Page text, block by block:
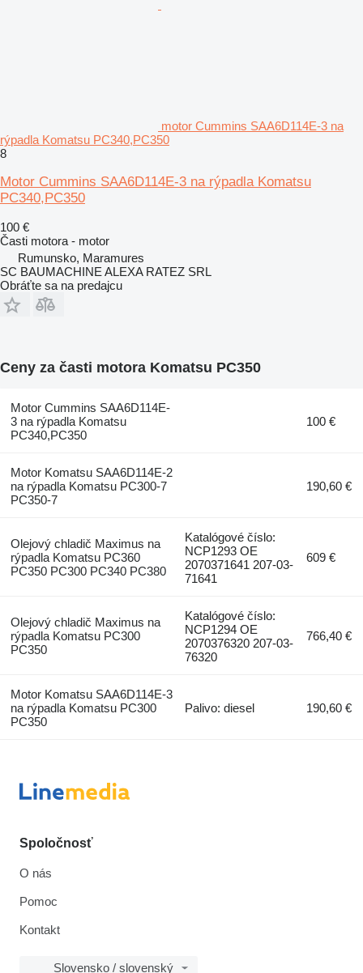
motor Cummins SAA6D114E-3 na
rýpadla Komatsu PC340,PC350
8
Motor Cummins SAA6D114E-3 na rýpadla Komatsu
PC340,PC350
100 €
Časti motora - motor
Rumunsko, Maramures
SC BAUMACHINE ALEXA RATEZ SRL
Obráťte sa na predajcu
Ceny za časti motora Komatsu PC350
Motor Cummins SAA6D114E-
3 na rýpadla Komatsu
PC340,PC350
100 €
Motor Komatsu SAA6D114E-2
na rýpadla Komatsu PC300-7
PC350-7
190,60 €
Olejový chladič Maximus na
rýpadla Komatsu PC360
PC350 PC300 PC340 PC380
Katalógové číslo:
NCP1293 OE
2070371641 207-03-
71641
609 €
Olejový chladič Maximus na
rýpadla Komatsu PC300
PC350
Katalógové číslo:
NCP1294 OE
2070376320 207-03-
76320
766,40 €
Motor Komatsu SAA6D114E-3
na rýpadla Komatsu PC300
PC350
Palivo: diesel 190,60 €
Spoločnosť
O nás
Pomoc
Kontakt
Slovensko / slovenský